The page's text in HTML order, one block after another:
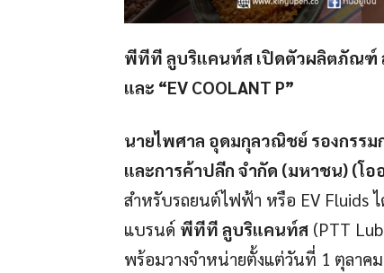
พีทีที ลูบริแคนท์ส เปิดตัวผลิตภัณฑ์
และ “EV COOLANT P”
นายไพศาล อุดมกุลวณิชย์ รองกรร
และการค้าปลีก จำกัด (มหาชน) (โอ
สำหรับรถยนต์ไฟฟ้า หรือ EV Fluids
แบรนด์ พีทีที ลูบริแคนท์ส (PTT
พร้อมวางจำหน่ายตั้งแต่วันที่ 1 ตุลา